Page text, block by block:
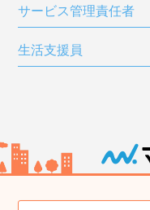
サービス管理責任者
生活支援員